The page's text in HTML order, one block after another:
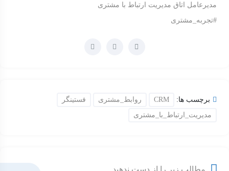
مدیرعامل اتاق مدیریت ارتباط با مشتری
#تجربه_مشتری
برچسب ها: CRM روابط_مشتری
فستینگر
مدیریت_ارتباط_با_مشتری
مطالب زیر را از دست ندهید